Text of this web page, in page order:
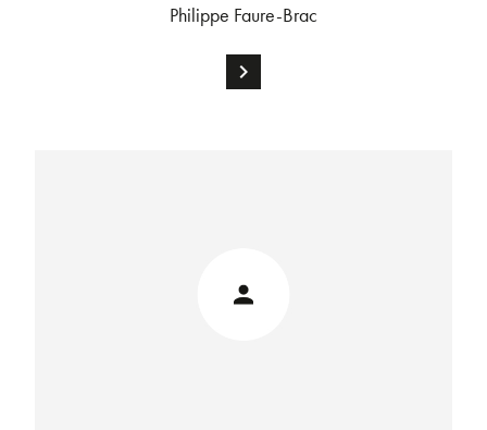
Philippe Faure-Brac
chevron_right